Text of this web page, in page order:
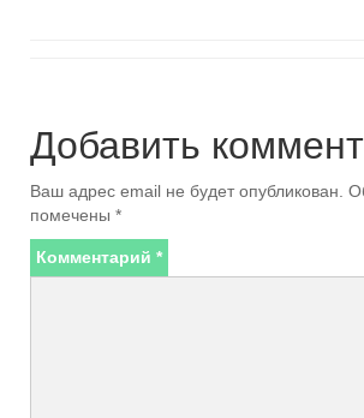
Добавить
Ваш адрес email не будет опубликован.
помечены *
Комментарий *